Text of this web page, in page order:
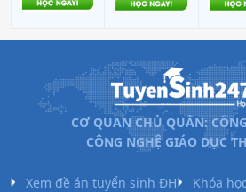
CƠ QUAN CHỦ QUẢN:
CÔNG NGHỆ GIÁO DỤC
Xem đề án tuyển sinh ĐH
Khóa